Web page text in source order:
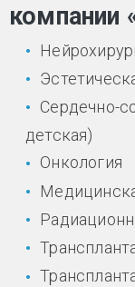
компании
Сердечно-
детская)
Онкология